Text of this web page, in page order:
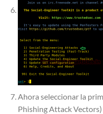
Ahora seleccionar la
Phishing Attack Vectors)